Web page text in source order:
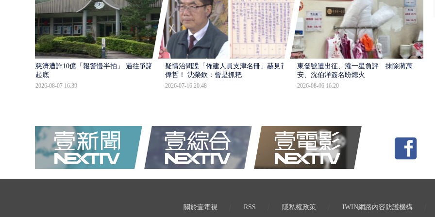
慈濟遭詐10億「報警慢半拍」 過往爭議遭
起底
2026-08-07 16:39
疑情治間諜「佈建人員支津名冊」赫見黃
偉哲！ 沈榮欽：曾是抓耙
2026-07-16 20:48
東發號遭出征、灌一星負評 抹除蔣萬
安、沈伯洋簽名盼熄火
2026-08-06 16:20
關於壹電視 RSS 隱私權政策 IWIN網路內容防護機構